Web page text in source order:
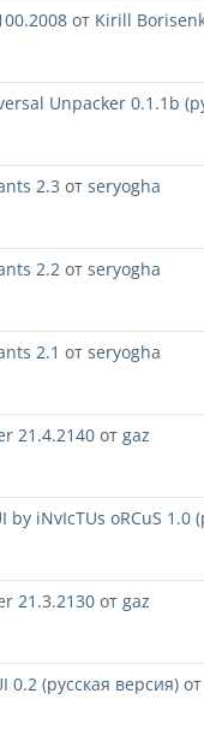
от Kirill
Unpacker 0.1.1b
2.3 от seryogha
2.2 от seryogha
2.1 от seryogha
21.4.2140 от gaz
by iNvIcTUs oRCuS 1.0
21.3.2130 от gaz
0.2 (русская версия) от